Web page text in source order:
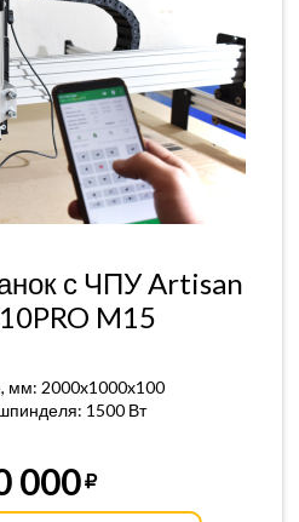
с ЧПУ Artisan
M15
мм: 2000x1000x100
1500 Вт
000